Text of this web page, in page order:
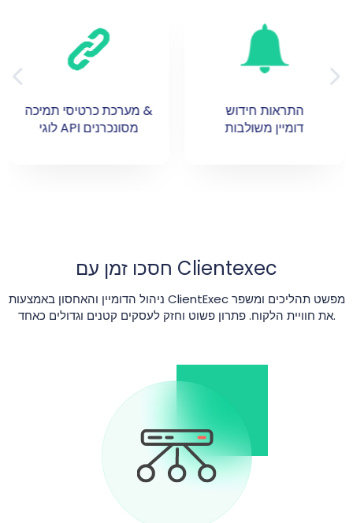
התראות חידוש
דומיין משולבות
תמיכה ב-800+
ccTLD ו-gTLD
חסכו זמן עם Clientexec
ניהול הדומיין והאחסון באמצעות ClientExec מפשט תהליכים ומשפר
את חוויית הלקוח. פתרון פשוט וחזק לעסקים קטנים וגדולים כאחד.